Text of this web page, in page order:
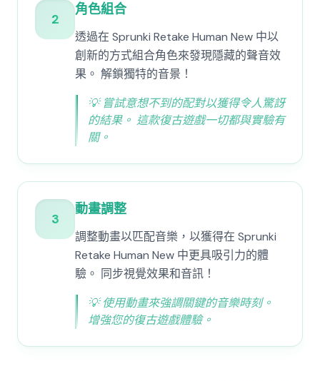
2
角色組合
透過在 Sprunki Retake Human New 中以
創新的方式組合角色來發現隱藏的聲音效
果。 解鎖獨特的音景！
💡 嘗試意想不到的配對以獲得令人驚訝
的結果。 這款復古遊戲一切都與實驗有
關。
3
動畫調整
調整動畫以匹配音樂，以獲得在 Sprunki
Retake Human New 中更具吸引力的體
驗。 同步視覺效果和音訊！
💡使用動畫來強調關鍵的音樂時刻。
增強您的復古遊戲體驗。